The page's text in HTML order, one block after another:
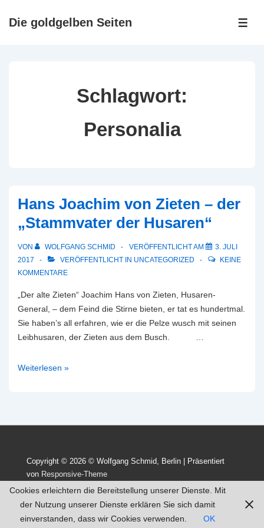
ZumDie goldgelben Seiten
Schlagwort:
Personalia
Hans Joachim von Zieten – der
„Stammvater der Husaren“
VON WOLFGANG SCHMID VERÖFFENTLICHT AM
3. JULI
2017
VERÖFFENTLICHT IN UNCATEGORIZED
KEINE
KOMMENTARE
„Der alte Zieten“ Joachim Hans von Zieten, Husaren-
General, – dem Feind die Stirne bieten, er tat es hundertmal.
Sie haben’s all erfahren, wie er die Pelze wusch mit seinen
Leibhusaren, der Zieten aus dem Busch. …
Hans
–
der
Husaren“
Weiterlesen »
Copyright © 2026 © Wolfgang Schmid, Berlin
| Präsentiert
von Responsive-Theme
Cookies erleichtern die Bereitstellung unserer Dienste. Mit
der Nutzung unserer Dienste erklären Sie sich damit
einverstanden, dass wir Cookies verwenden.
OK